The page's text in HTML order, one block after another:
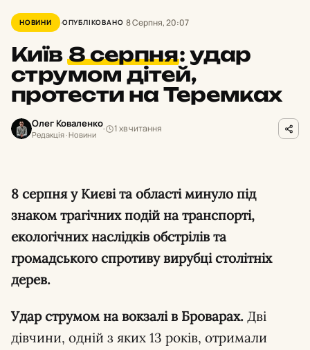
НОВИНИ ОПУБЛІКОВАНО 8 Серпня, 20:07
Київ8 серпня: удар
струмом дітей,
протести на Теремках
Олег Коваленко
Редакція · Новини
1 хв читання
8 серпня у Києві та області минуло під
знаком трагічних подій на транспорті,
екологічних наслідків обстрілів та
громадського спротиву вирубці столітніх
дерев.
Удар струмом на вокзалі в Броварах. Дві
дівчини, одній з яких 13 років, отримали